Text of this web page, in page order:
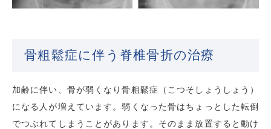
骨粗鬆症に伴う脊椎骨折の治療
加齢に伴い、骨が弱くなり骨粗鬆症（こつそしょうしょう）
になる人が増えています。弱くなった骨はちょっとした転倒
でつぶれてしまうことがあります。そのまま放置すると動け